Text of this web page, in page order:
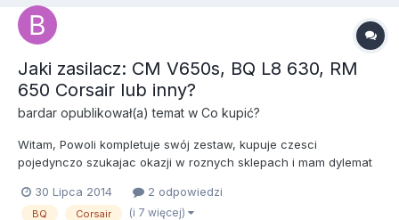
Jaki zasilacz: CM V650s, BQ L8 630, RM
650 Corsair lub inny?
bardar opublikował(a) temat w Co kupić?
Witam, Powoli kompletuje swój zestaw, kupuje czesci
pojedynczo szukajac okazji w roznych sklepach i mam dylemat
4790k MOBO: Z97x gaming 5 gigabyte GPU: prawdopodobnie r9
290 ale karte kupie chyba dopiero po premierze nowych i moz...
30 Lipca 2014 2 odpowiedzi
BQ Corsair (i 7 więcej)